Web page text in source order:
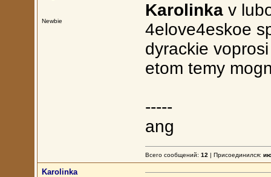
Newbie
Karolinkav
4elove4eskoe
dyrackie
etom temy
-----
ang
Всего сообщений: 12 | Присоединился:
Karolinka